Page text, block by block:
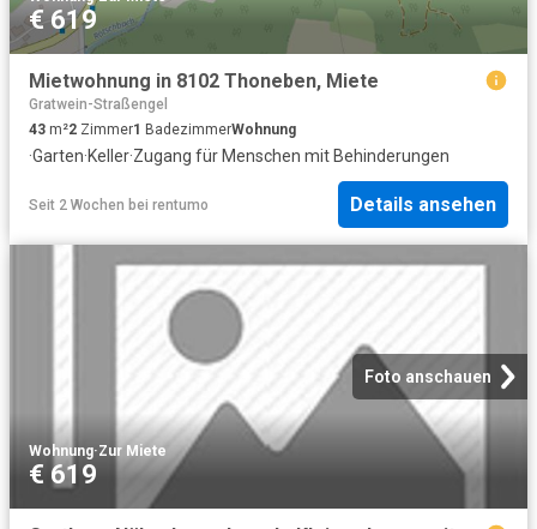
€ 619
Mietwohnung in 8102 Thoneben, Miete
Gratwein-Straßengel
43 m²2 Zimmer1 BadezimmerWohnung
·Garten·Keller·Zugang für Menschen mit Behinderungen
Seit 2 Wochen bei rentumo Details ansehen
Foto anschauen
Wohnung·Zur Miete
€ 619